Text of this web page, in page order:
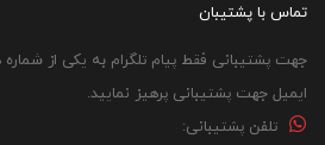
تماس با پشتیبان
جهت پشتیبانی فقط پیام تلگرام به یکی از شماره
ایمیل جهت پشتیبانی پرهیز نمایید.
تلفن پشتیبانی: